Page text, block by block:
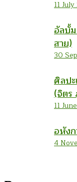
11
อัลบั้ม
สาย)
30
ศิลป
(จิตร
11
อหัง
4